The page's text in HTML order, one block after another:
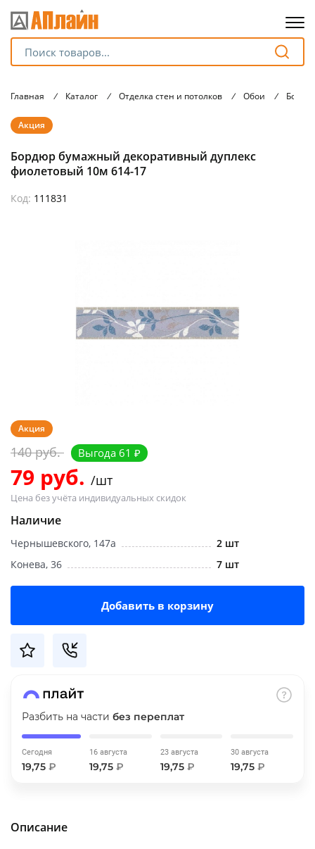
Главная / Каталог / Отделка стен и потолков / Обои /
Акция
Бордюр бумажный декоративный дуплекс
фиолетовый 10м 614-17
Код: 111831
Акция
140 руб. Выгода 61 ₽
79 руб. /шт
Цена без учёта индивидуальных скидок
Наличие
Чернышевского, 147а
2 шт
Конева, 36
7 шт
Добавить в корзину
Разбить на части без переплат
Сегодня
19,75 ₽
16 августа
19,75 ₽
23 августа
19,75 ₽
30 августа
19,75₽
Описание
Разбейте
оплату
без переплат
Добавляйте товары
Получайте товар
выбранный способом
Оставшиеся
списыватьсяс вашей карты
по
Подробнее
об оплате Плайтом
раз в 2
недели
Остались вопросы?
plait.ru